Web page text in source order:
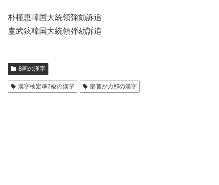
朴槿恵韓国大統領弾劾訴追
盧武鉉韓国大統領弾劾訴追
8画の漢字
漢字検定準2級の漢字 部首が力部の漢字